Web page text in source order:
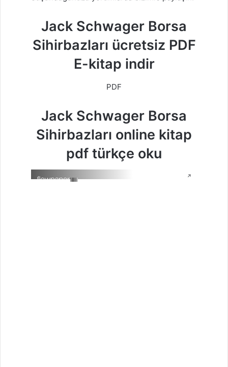
Jack Schwager Borsa
Sihirbazları ücretsiz PDF
E-kitap indir
PDF
Jack Schwager Borsa
Sihirbazları online kitap
pdf türkçe oku
↗